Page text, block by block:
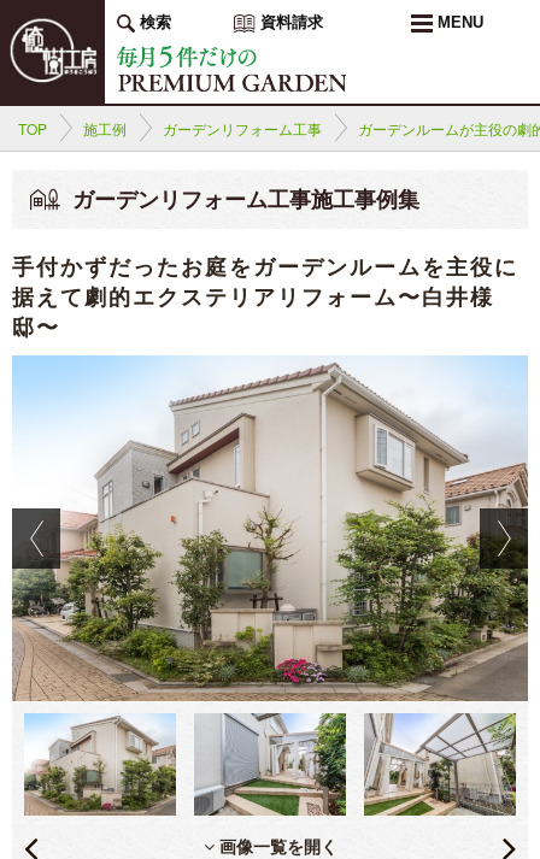
検索 資料請求 MENU
TOP 施工例 ガーデンリフォーム工事 ガーデンルームが主役の劇
ガーデンリフォーム工事施工事例集
手付かずだったお庭をガーデンルームを主役に
据えて劇的エクステリアリフォーム〜白井様
邸〜
画像一覧を開く